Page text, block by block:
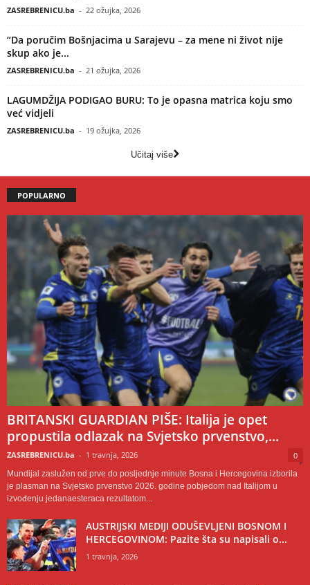
ZASREBRENICU.ba - 22 ožujka, 2026
“Da poručim Bošnjacima u Sarajevu – za mene ni život nije
skup ako je...
ZASREBRENICU.ba - 21 ožujka, 2026
LAGUMDŽIJA PODIGAO BURU: To je opasna matrica koju smo
već vidjeli
ZASREBRENICU.ba - 19 ožujka, 2026
Učitaj više
POPULARNO
BRITANSKI GUARDIAN PIŠE: Italija je opet
propustila odlazak na Svjetsko prvenstvo,...
ZASREBRENICU.ba - 1 travnja, 2026 0
Mundijal zaslužen od prve do posljednje minute Bosna i Hercegovina izborila
je plasman na Svjetsko prvenstvo 2026. godine pobjedom nad Italijom u
izvođenju jedanaesteraca rezultatom...
AUSTRIJSKI MEDIJI ODUŠEVLJENI BOSNOM I
HERCEGOVINOM: Pazite šta su napisali o...
1 travnja, 2026